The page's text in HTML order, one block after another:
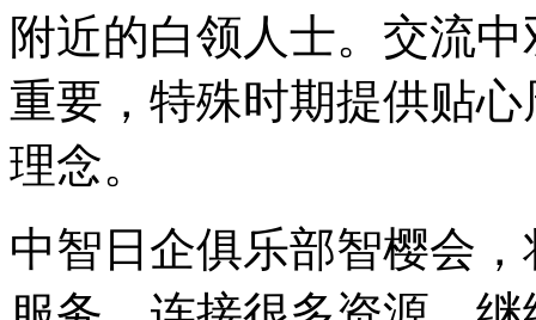
附近的白领人士。交流
重要，特殊时期提供贴
理念。
中智日企俱乐部智樱会